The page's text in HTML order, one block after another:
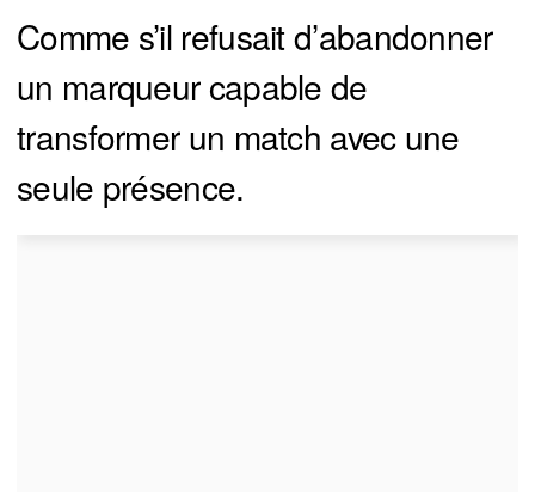
Comme s’il refusait d’abandonner
un marqueur capable de
transformer un match avec une
seule présence.